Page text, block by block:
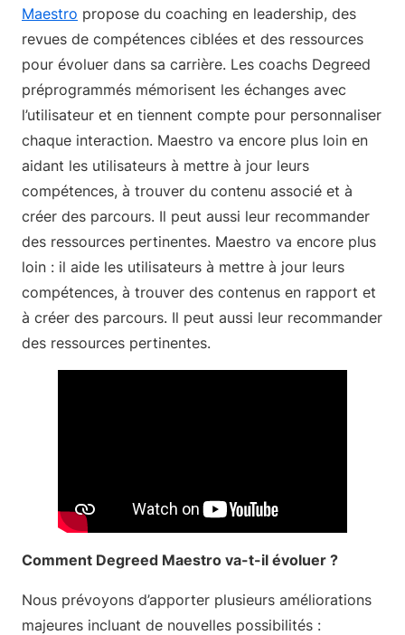
Maestro propose du coaching en leadership, des
revues de compétences ciblées et des ressources
pour évoluer dans sa carrière. Les coachs Degreed
préprogrammés mémorisent les échanges avec
l’utilisateur et en tiennent compte pour personnaliser
chaque interaction. Maestro va encore plus loin en
aidant les utilisateurs à mettre à jour leurs
compétences, à trouver du contenu associé et à
créer des parcours. Il peut aussi leur recommander
des ressources pertinentes. Maestro va encore plus
loin : il aide les utilisateurs à mettre à jour leurs
compétences, à trouver des contenus en rapport et
à créer des parcours. Il peut aussi leur recommander
des ressources pertinentes.
Comment Degreed Maestro va-t-il évoluer ?
Nous prévoyons d’apporter plusieurs améliorations
majeures incluant de nouvelles possibilités :